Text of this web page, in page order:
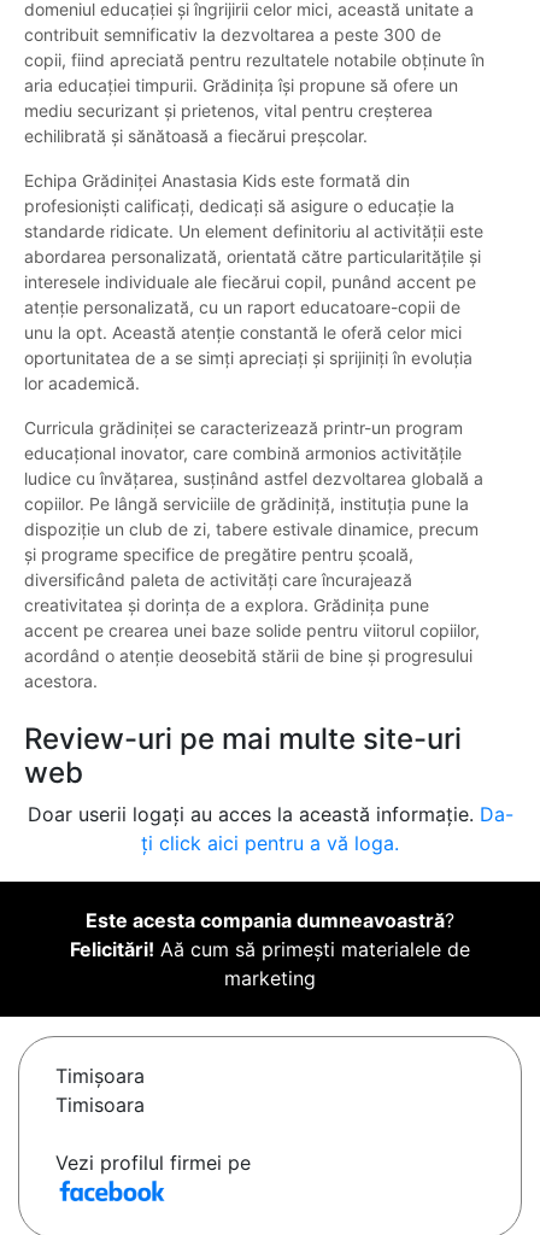
domeniul educației și îngrijirii celor mici, această unitate a
contribuit semnificativ la dezvoltarea a peste 300 de
copii, fiind apreciată pentru rezultatele notabile obținute în
aria educației timpurii. Grădinița își propune să ofere un
mediu securizant și prietenos, vital pentru creșterea
echilibrată și sănătoasă a fiecărui preșcolar.
Echipa Grădiniței Anastasia Kids este formată din
profesioniști calificați, dedicați să asigure o educație la
standarde ridicate. Un element definitoriu al activității este
abordarea personalizată, orientată către particularitățile și
interesele individuale ale fiecărui copil, punând accent pe
atenție personalizată, cu un raport educatoare-copii de
unu la opt. Această atenție constantă le oferă celor mici
oportunitatea de a se simți apreciați și sprijiniți în evoluția
lor academică.
Curricula grădiniței se caracterizează printr-un program
educațional inovator, care combină armonios activitățile
ludice cu învățarea, susținând astfel dezvoltarea globală a
copiilor. Pe lângă serviciile de grădiniță, instituția pune la
dispoziție un club de zi, tabere estivale dinamice, precum
și programe specifice de pregătire pentru școală,
diversificând paleta de activități care încurajează
creativitatea și dorința de a explora. Grădinița pune
accent pe crearea unei baze solide pentru viitorul copiilor,
acordând o atenție deosebită stării de bine și progresului
acestora.
Review-uri pe mai multe site-uri
web
Doar userii logați au acces la această informație. Da-
ți click aici pentru a vă loga.
Este acesta compania dumneavoastră?
Felicitări! Aă cum să primești materialele de
marketing
Timişoara
Timisoara
Vezi profilul firmei pe